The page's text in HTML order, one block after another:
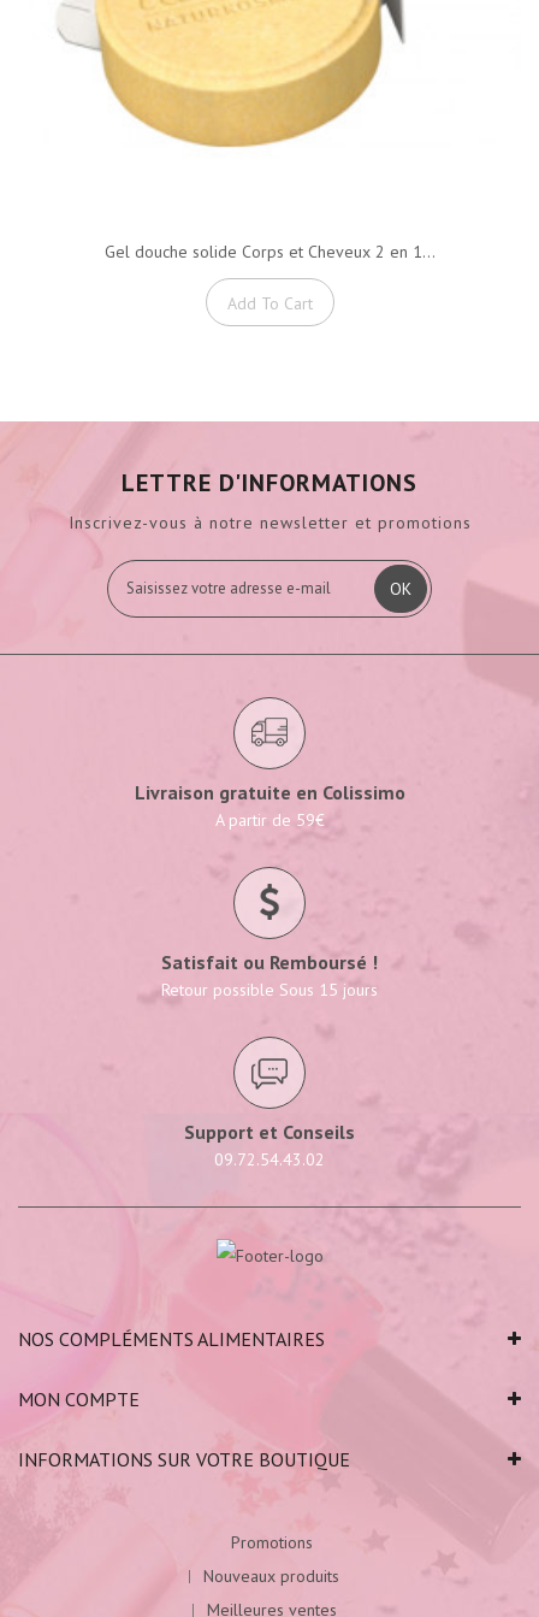
Gel douche solide Corps et Cheveux 2 en 1...
Add To Cart
LETTRE D'INFORMATIONS
Inscrivez-vous à notre newsletter et promotions
OK
Livraison gratuite en Colissimo
A partir de 59€
Satisfait ou Remboursé !
Retour possible Sous 15 jours
Support et Conseils
09.72.54.43.02
NOS COMPLÉMENTS ALIMENTAIRES
MON COMPTE
INFORMATIONS SUR VOTRE BOUTIQUE
Promotions
Nouveaux produits
Meilleures ventes